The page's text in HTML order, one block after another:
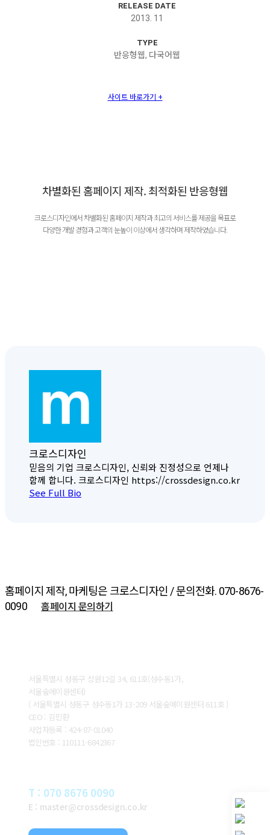
RELEASE DATE
2013. 11
TYPE
반응형웹, 다국어웹
사이트 바로가기 +
차별화된 홈페이지 제작. 최적화된 반응형웹
크로스디자인에서 차별화된 홈페이지 제작과 최고의 서비스를 제공을 목표로
다양한 개발 경험과 고객의 눈높이 이상에서 생각하며 제작하였습니다.
크로스디자인
믿음의 기업 크로스디자인, 신뢰와 진정성으로 언제나
함께 합니다. 크로스디자인 https://crossdesign.co.kr
See Full Bio
홈페이지 제작, 마케팅은 크로스디자인 / 문의전화. 070-8676-
0090
홈페이지 문의하기
서울특별시 성동구 상원12길 34, 611호(성수동1가,
서울숲에이원센터)
( 서울특별시 성동구 성수동1가 13-209 서울숲에이원센터 611호 )
CEO : 김민환
사업자등록 : 424-87-01040
법인번호 : 110111-6842367
T : 070 8676 0090
E : master@crossdesign.co.kr